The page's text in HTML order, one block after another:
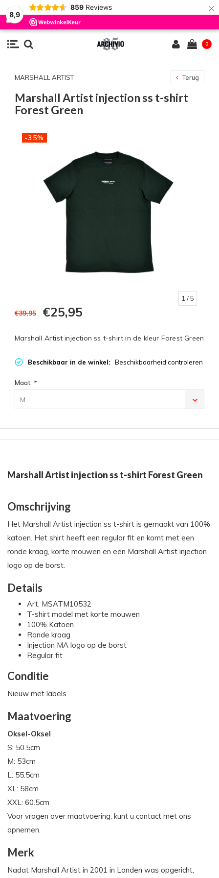
8,9
859 Reviews ×
0
MARSHALL ARTIST Terug
Marshall Artist injection ss t-shirt
Forest Green
-35%
1 / 5
€39,95 €25,95
Marshall Artist injection ss t-shirt in de kleur Forest Green
Beschikbaar in de winkel: Beschikbaarheid controleren
Maat: *
M
Marshall Artist injection ss t-shirt Forest Green
Omschrijving
Het Marshall Artist injection ss t-shirt is gemaakt van 100%
katoen. Het shirt heeft een regular fit en komt met een
ronde kraag, korte mouwen en een Marshall Artist injection
logo op de borst.
Details
Art. MSATM10532
T-shirt model met korte mouwen
100% Katoen
Ronde kraag
Injection MA logo op de borst
Regular fit
Conditie
Nieuw met labels.
Maatvoering
Oksel-Oksel
S: 50.5cm
M: 53cm
L: 55.5cm
XL: 58cm
XXL: 60.5cm
Voor vragen over maatvoering, kunt u contact met ons
opnemen.
Merk
Nadat Marshall Artist in 2001 in Londen was opgericht,